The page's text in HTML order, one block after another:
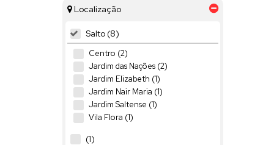
Localização
Salto (8)
Centro (2)
Jardim das Nações (2)
Jardim Elizabeth (1)
Jardim Nair Maria (1)
Jardim Saltense (1)
Vila Flora (1)
(1)